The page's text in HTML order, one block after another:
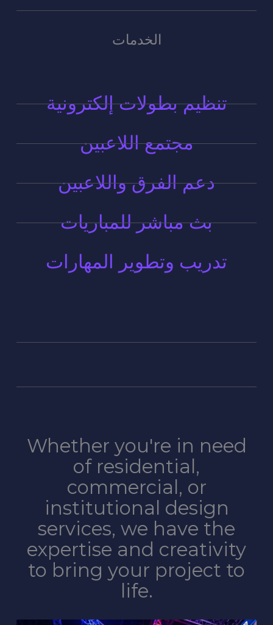
الخدمات
تنظيم بطولات إلكترونية
مجتمع اللاعبين
دعم الفرق واللاعبين
بث مباشر للمباريات
تدريب وتطوير المهارات
Whether you're in need
of residential,
commercial, or
institutional design
services, we have the
expertise and creativity
to bring your project to
life.